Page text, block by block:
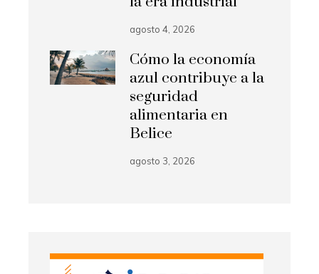
agosto 4, 2026
Cómo la economía
azul contribuye a la
seguridad
alimentaria en
Belice
agosto 3, 2026